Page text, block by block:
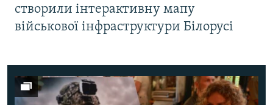
створили інтерактивну мапу
військової інфраструктури Білорусі